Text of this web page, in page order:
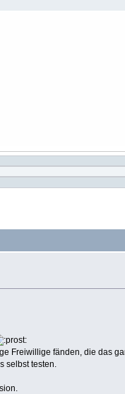
Freiwillige fänden, die das
selbst testen.